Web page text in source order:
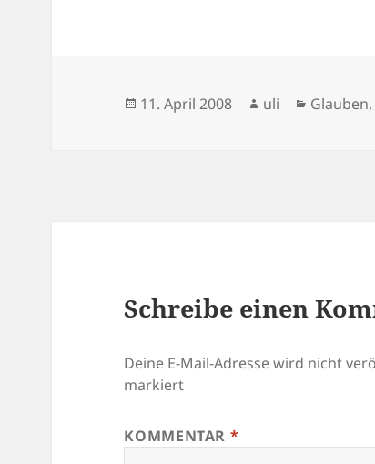
Veröffentlicht
11. April 2008 Autor
uli Glauben,
Schreibe einen
Deine E-Mail-Adresse wird nicht
markiert
KOMMENTAR *